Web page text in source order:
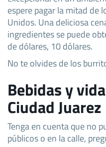
espere pagar la mitad de
Unidos. Una deliciosa
ingredientes se puede
de dólares, 10 dólares.
No te olvides de los
Bebidas y
Ciudad Juarez
Tenga en cuenta que no
públicos o en la calle,